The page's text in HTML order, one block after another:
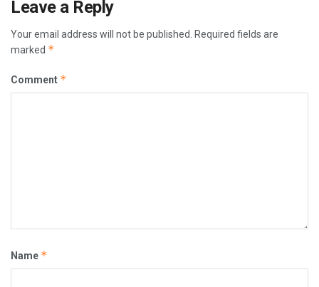
Leave a Reply
Your email address will not be published.
Required fields are
marked *
Comment *
Name *